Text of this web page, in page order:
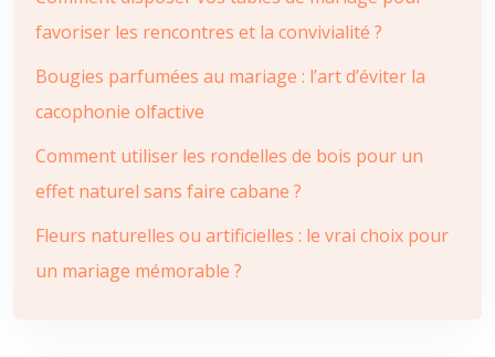
favoriser les rencontres et la convivialité ?
Bougies parfumées au mariage : l’art d’éviter la
cacophonie olfactive
Comment utiliser les rondelles de bois pour un
effet naturel sans faire cabane ?
Fleurs naturelles ou artificielles : le vrai choix pour
un mariage mémorable ?